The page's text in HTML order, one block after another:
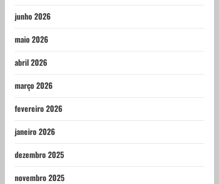
junho 2026
maio 2026
abril 2026
março 2026
fevereiro 2026
janeiro 2026
dezembro 2025
novembro 2025